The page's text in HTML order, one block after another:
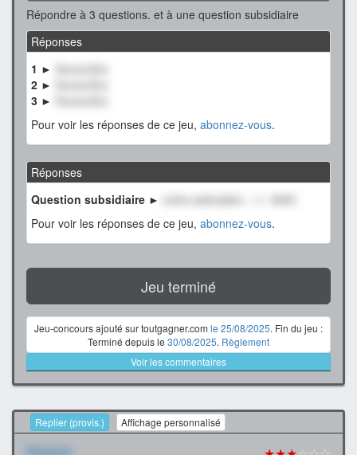
Répondre à 3 questions. et à une question subsidiaire
Réponses
1 ►
XxxxxxXxx
2 ►
3 ►
Pour voir les réponses de ce jeu, abonnez-vous.
Réponses
Question subsidiaire ►
notre estimation : +/- 3000
Pour voir les réponses de ce jeu, abonnez-vous.
Jeu terminé
Jeu-concours ajouté sur toutgagner.com le 25/08/2025. Fin du jeu :
Terminé depuis le 30/08/2025. Règlement
Voir les commentaires
Replier (provis.) Affichage personnalisé